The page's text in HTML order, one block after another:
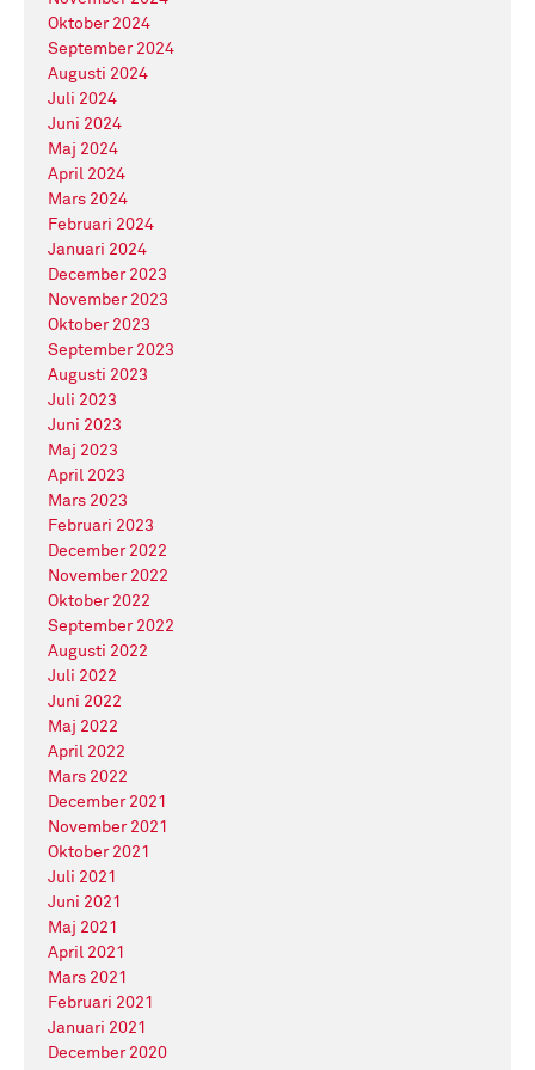
Oktober 2024
September 2024
Augusti 2024
Juli 2024
Juni 2024
Maj 2024
April 2024
Mars 2024
Februari 2024
Januari 2024
December 2023
November 2023
Oktober 2023
September 2023
Augusti 2023
Juli 2023
Juni 2023
Maj 2023
April 2023
Mars 2023
Februari 2023
December 2022
November 2022
Oktober 2022
September 2022
Augusti 2022
Juli 2022
Juni 2022
Maj 2022
April 2022
Mars 2022
December 2021
November 2021
Oktober 2021
Juli 2021
Juni 2021
Maj 2021
April 2021
Mars 2021
Februari 2021
Januari 2021
December 2020